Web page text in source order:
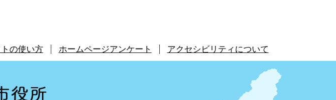
の使い方 ホームページアンケート アクセシビリティについて